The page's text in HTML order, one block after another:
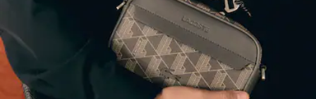
Eingeprägtes LACOSTE Logo und Ton-in-Ton Krokodil
Erfahren Sie hier mehr